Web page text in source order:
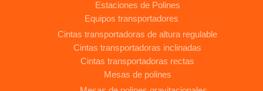
Estaciones de Polines
Equipos transportadores
Cintas transportadoras de altura regulable
Cintas transportadoras inclinadas
Cintas transportadoras rectas
Mesas de polines